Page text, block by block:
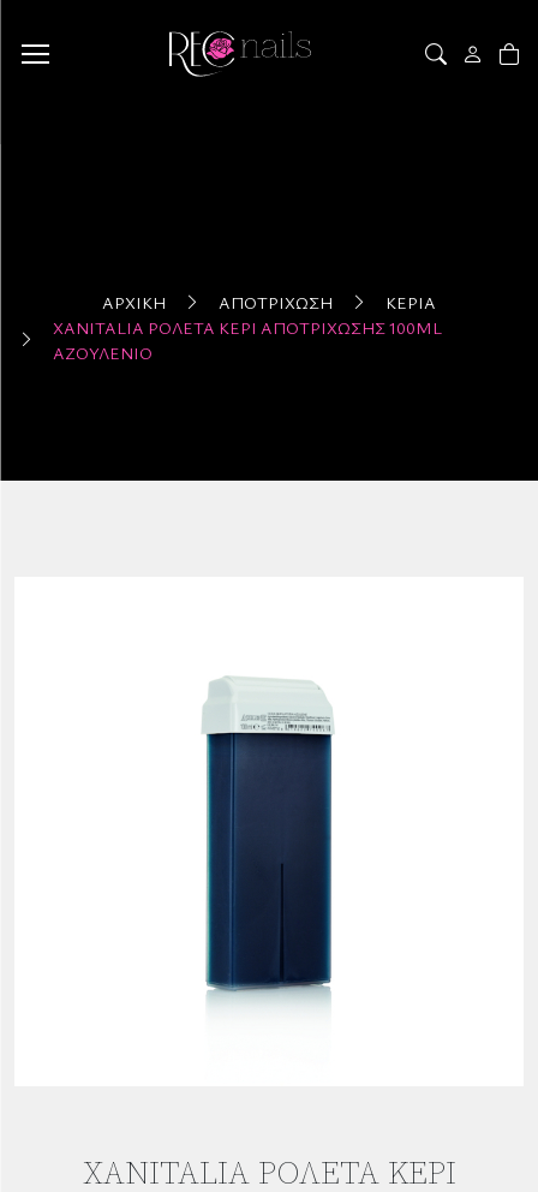
ΑΡΧΙΚΉ ΑΠΟΤΡΊΧΩΣΗ
ΚΕΡΙΆ
XANITALIA ΡΟΛΈΤΑ ΚΕΡΊ ΑΠΟΤΡΊΧΩΣΗΣ 100ML
ΑΖΟΥΛΈΝΙΟ
XANITALIA ΡΟΛΈΤΑ ΚΕΡΊ